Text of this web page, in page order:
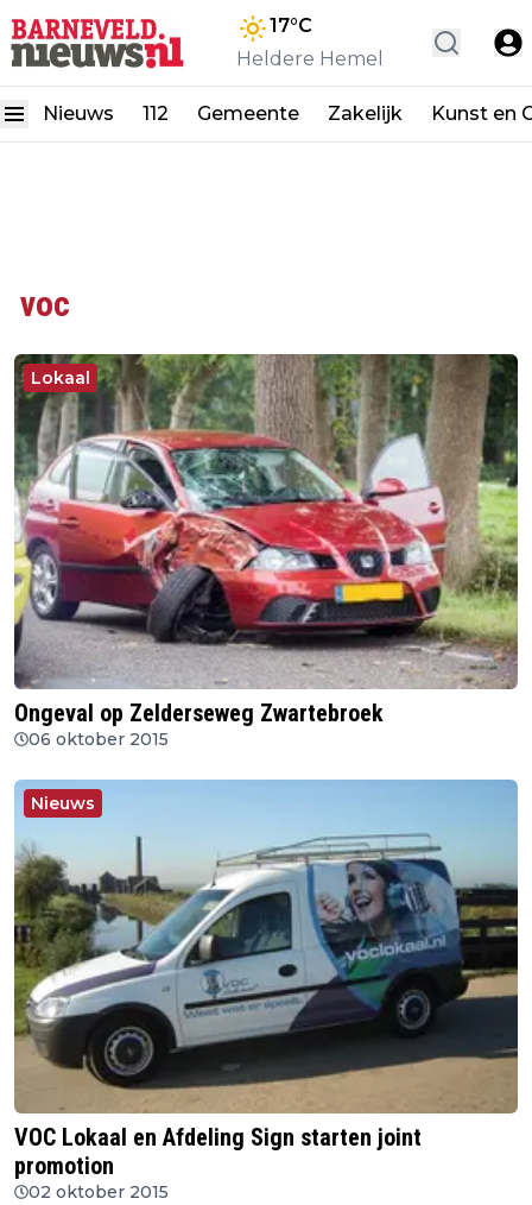
17°C
Heldere Hemel
Nieuws 112 Gemeente Zakelijk Kunst en
voc
Lokaal
Ongeval op Zelderseweg Zwartebroek
06 oktober 2015
Nieuws
VOC Lokaal en Afdeling Sign starten joint
promotion
02 oktober 2015